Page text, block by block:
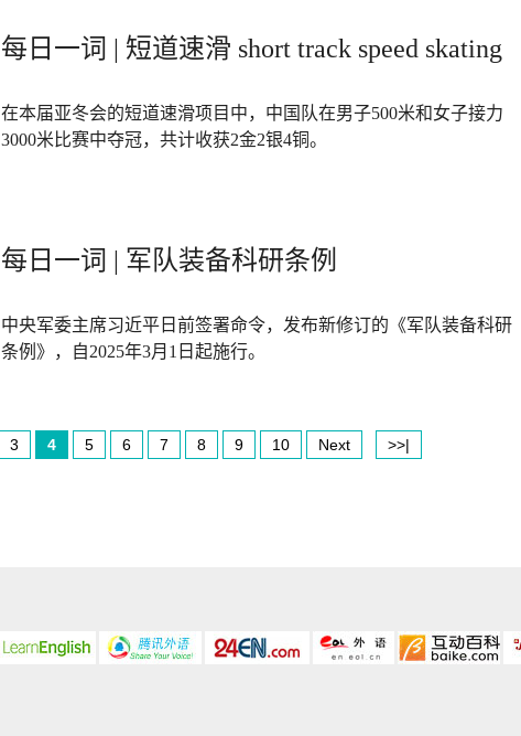
每日一词 | 短道速滑 short track speed skating
在本届亚冬会的短道速滑项目中，中国队在男子500米和女子接力
3000米比赛中夺冠，共计收获2金2银4铜。
每日一词 | 军队装备科研条例
中央军委主席习近平日前签署命令，发布新修订的《军队装备科研
条例》，自2025年3月1日起施行。
3 4 5 6 7 8 9 10 Next >>|